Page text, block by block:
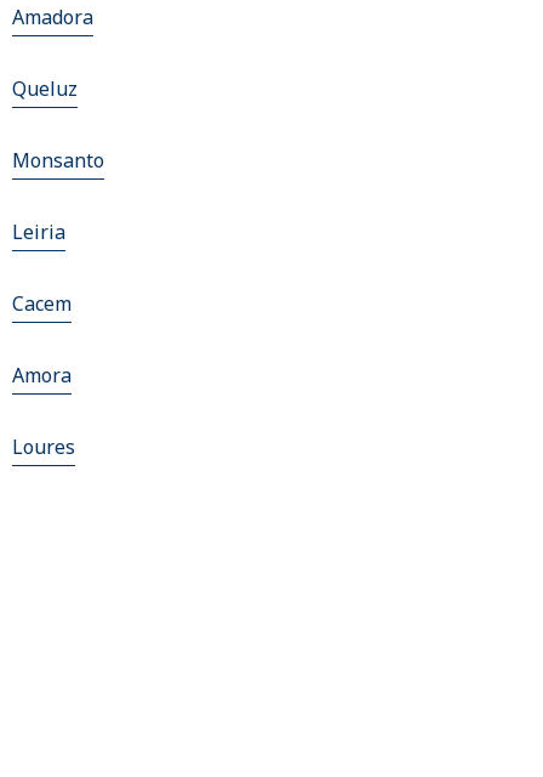
Amadora
Queluz
Monsanto
Leiria
Cacem
Amora
Loures